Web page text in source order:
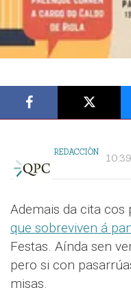
REDACCIÓN
Ademais da cita cos
que sobreviven á
Festas. Aínda sen
pero si con
misas.